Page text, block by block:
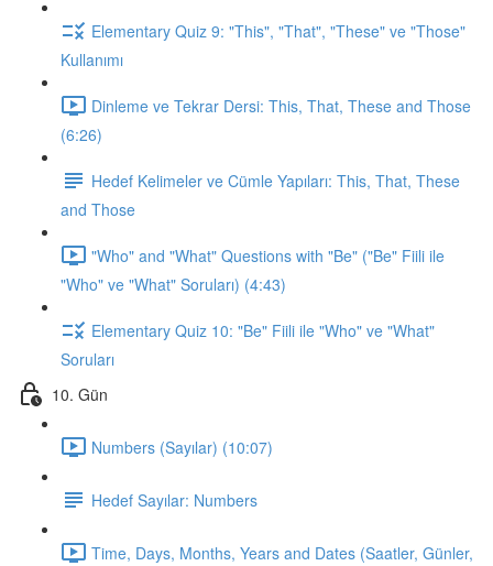
Elementary Quiz 9: "This", "That", "These" ve "Those"
Kullanımı
Dinleme ve Tekrar Dersi: This, That, These and Those
(6:26)
Hedef Kelimeler ve Cümle Yapıları: This, That, These
and Those
"Who" and "What" Questions with "Be" ("Be" Fiili ile
"Who" ve "What" Soruları) (4:43)
Elementary Quiz 10: "Be" Fiili ile "Who" ve "What"
Soruları
10. Gün
Numbers (Sayılar) (10:07)
Hedef Sayılar: Numbers
Time, Days, Months, Years and Dates (Saatler, Günler,